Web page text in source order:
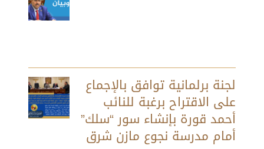
لجنة برلمانية توافق بالإجماع
على الاقتراح برغبة للنائب
أحمد قورة بإنشاء سور “سلك”
أمام مدرسة نجوع مازن شرق